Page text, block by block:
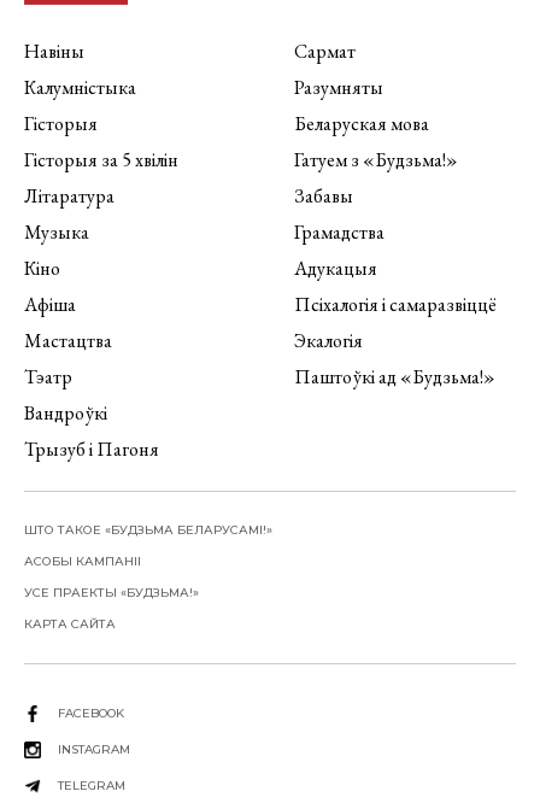
Навіны
Калумністыка
Гісторыя
Гісторыя за 5 хвілін
Літаратура
Музыка
Кіно
Афіша
Мастацтва
Тэатр
Вандроўкі
Трызуб і Пагоня
Сармат
Разумняты
Беларуская мова
Гатуем з «Будзьма!»
Забавы
Грамадства
Адукацыя
Псіхалогія і самаразвіццё
Экалогія
Паштоўкі ад «Будзьма!»
ШТО ТАКОЕ «БУДЗЬМА БЕЛАРУСАМІ!»
АСОБЫ КАМПАНІІ
УСЕ ПРАЕКТЫ «БУДЗЬМА!»
КАРТА САЙТА
FACEBOOK
INSTAGRAM
TELEGRAM